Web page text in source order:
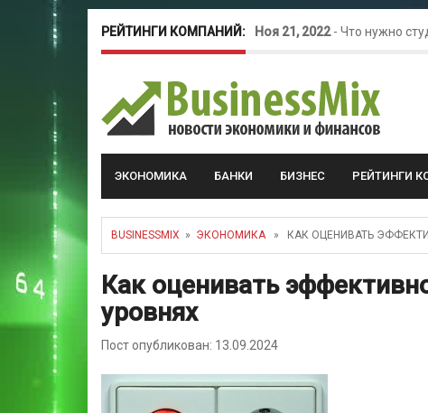
РЕЙТИНГИ КОМПАНИЙ: Ноя 21, 2022- Что нужно
Май 16, 2022-Курсовые
ЭКОНОМИКА БАНКИ БИЗНЕС РЕЙТИНГИ
BUSINESSMIX » ЭКОНОМИКА» КАК ОЦЕНИВАТЬ
Как оценивать
уровнях
Пост опубликован: 13.09.2024